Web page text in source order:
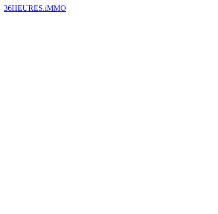
36HEURES.iMMO